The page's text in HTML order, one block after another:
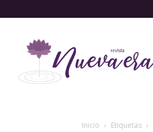
Inicio Etiquetas